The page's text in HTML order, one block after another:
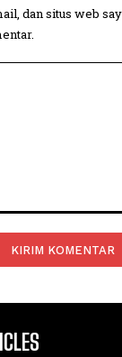
dan situs web